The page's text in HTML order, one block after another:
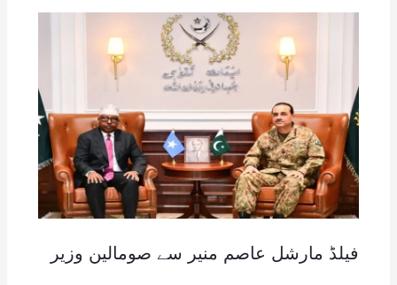
فیلڈ مارشل عاصم منیر سے صومالین وزیر